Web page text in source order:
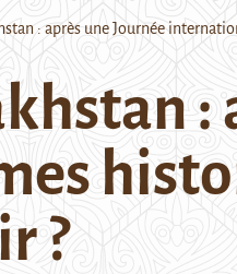
: après une Journée
:
?